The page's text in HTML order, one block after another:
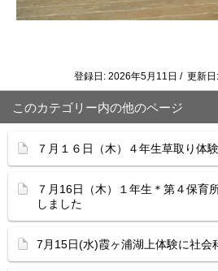
登録日: 2026年5月11日 / 更新日
このカテゴリー内の他のページ
７月１６日（木）４年生草取り体験
７月16日（木）１年生＊第４保育
しました
7月15日(水)霞ヶ浦湖上体験に社会